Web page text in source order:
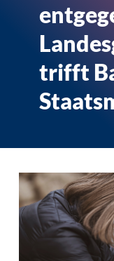
trifft